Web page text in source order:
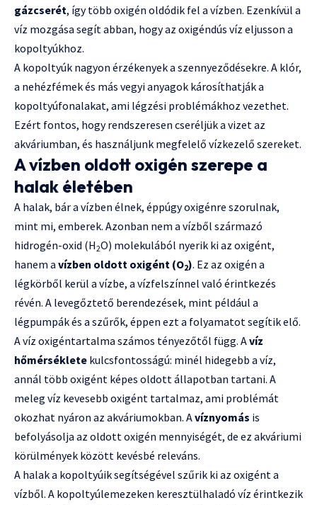
gázcserét, így több oxigén oldódik fel a vízben. Ezenkívül a
víz mozgása segít abban, hogy az oxigéndús víz eljusson a
kopoltyúkhoz.
A kopoltyúk nagyon érzékenyek a szennyeződésekre. A klór,
a nehézfémek és más vegyi anyagok károsíthatják a
kopoltyúfonalakat, ami légzési problémákhoz vezethet.
Ezért fontos, hogy rendszeresen cseréljük a vizet az
akváriumban, és használjunk megfelelő vízkezelő szereket.
A vízben oldott oxigén szerepe a
halak életében
A halak, bár a vízben élnek, éppúgy oxigénre szorulnak,
mint mi, emberek. Azonban nem a vízből származó
hidrogén-oxid (H2O) molekulából nyerik ki az oxigént,
hanem a vízben oldott oxigént (O2). Ez az oxigén a
légkörből kerül a vízbe, a vízfelszínnel való érintkezés
révén. A levegőztető berendezések, mint például a
légpumpák és a szűrők, éppen ezt a folyamatot segítik elő.
A víz oxigéntartalma számos tényezőtől függ. Avíz
hőmérséklete kulcsfontosságú: minél hidegebb a víz,
annál több oxigént képes oldott állapotban tartani. A
meleg víz kevesebb oxigént tartalmaz, ami problémát
okozhat nyáron az akváriumokban. Avíznyomás is
befolyásolja az oldott oxigén mennyiségét, de ez akváriumi
körülmények között kevésbé releváns.
A halak a kopoltyúik segítségével szűrik ki az oxigént a
vízből. A kopoltyúlemezeken keresztülhaladó víz érintkezik